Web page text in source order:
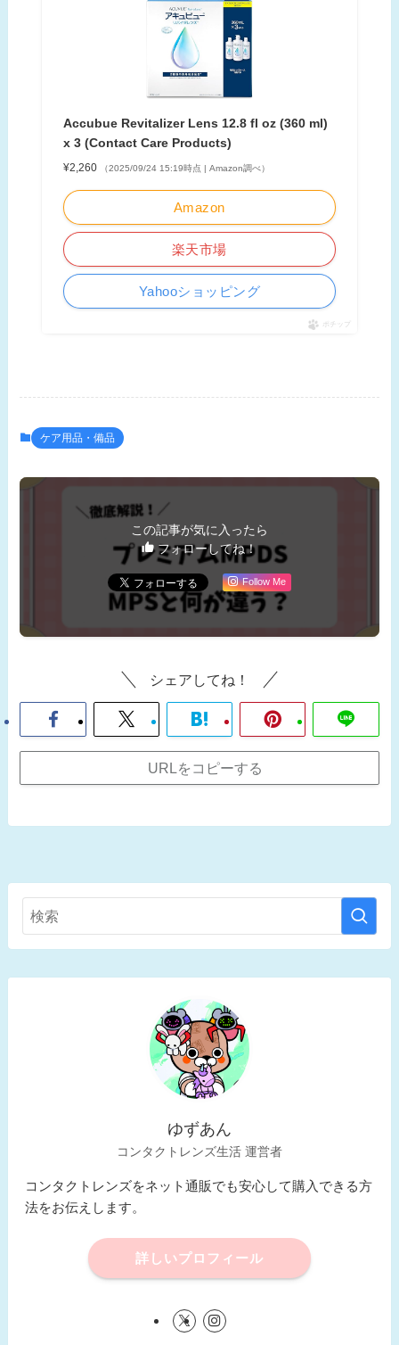
Accubue Revitalizer Lens 12.8 fl oz (360 ml)
x 3 (Contact Care Products)
¥2,260 （2025/09/24 15:19時点 | Amazon調べ）
Amazon
楽天市場
Yahooショッピング
ポチップ
ケア用品・備品
この記事が気に入ったら
フォローしてね！
Follow Me
シェアしてね！
URLをコピーする
ゆずあん
コンタクトレンズ生活 運営者
コンタクトレンズをネット通販でも安心して購入できる方
法をお伝えします。
詳しいプロフィール